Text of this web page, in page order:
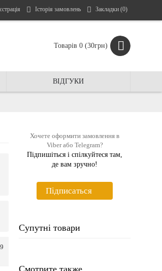
Історія замовлень Закладки (0)
Товарів 0 (30грн)
ВIДГУКИ
Хочете оформити замовлення в
Viber або Telegram?
Підпишіться і спiлкуйтеся там,
де вам зручно!
Пiдписаться
Супутні товари
Смотрите также